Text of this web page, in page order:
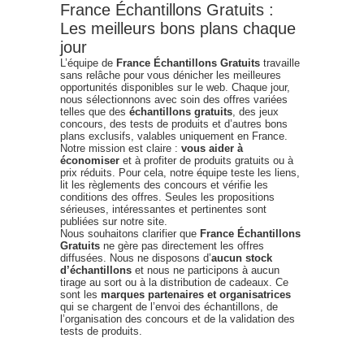
France Échantillons Gratuits :
Les meilleurs bons plans chaque
jour
L’équipe de France Échantillons Gratuits travaille
sans relâche pour vous dénicher les meilleures
opportunités disponibles sur le web. Chaque jour,
nous sélectionnons avec soin des offres variées
telles que des échantillons gratuits, des jeux
concours, des tests de produits et d’autres bons
plans exclusifs, valables uniquement en France.
Notre mission est claire : vous aider à
économiser et à profiter de produits gratuits ou à
prix réduits. Pour cela, notre équipe teste les liens,
lit les règlements des concours et vérifie les
conditions des offres. Seules les propositions
sérieuses, intéressantes et pertinentes sont
publiées sur notre site.
Nous souhaitons clarifier que France Échantillons
Gratuits ne gère pas directement les offres
diffusées. Nous ne disposons d’aucun stock
d’échantillons et nous ne participons à aucun
tirage au sort ou à la distribution de cadeaux. Ce
sont les marques partenaires et organisatrices
qui se chargent de l’envoi des échantillons, de
l’organisation des concours et de la validation des
tests de produits.